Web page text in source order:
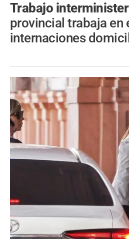
Trabajo
provincial trabaja en
internaciones